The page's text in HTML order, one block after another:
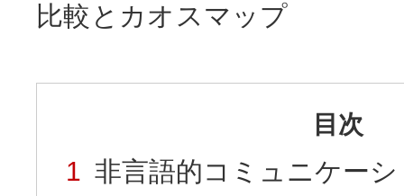
比較とカオスマップ
目次
非言語的コミュニケー